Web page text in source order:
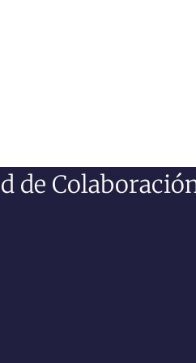
de